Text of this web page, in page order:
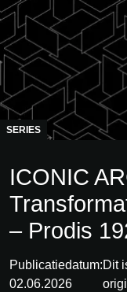
SERIES
ICONIC
– Prodis
Publicatiedatum:
02.06.2026
Dit